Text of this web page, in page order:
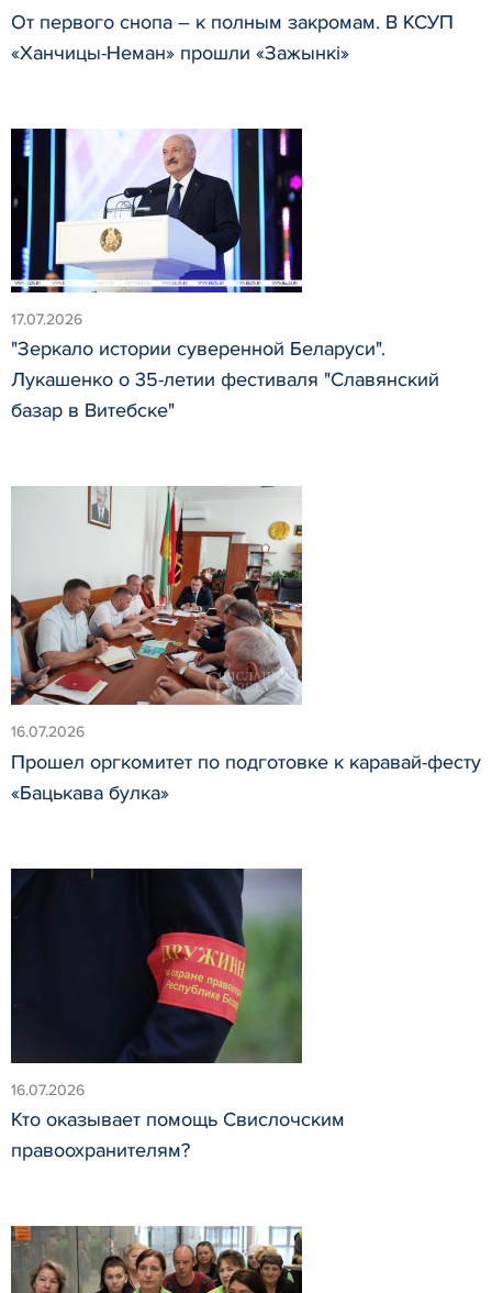
От первого снопа – к полным закромам. В КСУП
«Ханчицы-Неман» прошли «Зажынкі»
17.07.2026
"Зеркало истории суверенной Беларуси".
Лукашенко о 35-летии фестиваля "Славянский
базар в Витебске"
16.07.2026
Прошел оргкомитет по подготовке к каравай-фесту
«Бацькава булка»
16.07.2026
Кто оказывает помощь Свислочским
правоохранителям?